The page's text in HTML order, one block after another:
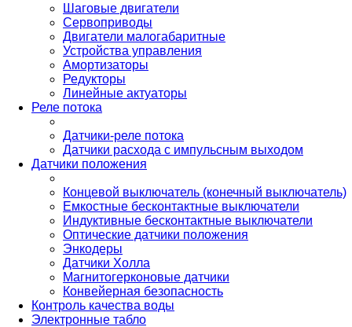
Шаговые двигатели
Сервоприводы
Двигатели малогабаритные
Устройства управления
Амортизаторы
Редукторы
Линейные актуаторы
Реле потока
Датчики-реле потока
Датчики расхода с импульсным выходом
Датчики положения
Концевой выключатель (конечный выключатель)
Емкостные бесконтактные выключатели
Индуктивные бесконтактные выключатели
Оптические датчики положения
Энкодеры
Датчики Холла
Магнитогерконовые датчики
Конвейерная безопасность
Контроль качества воды
Электронные табло